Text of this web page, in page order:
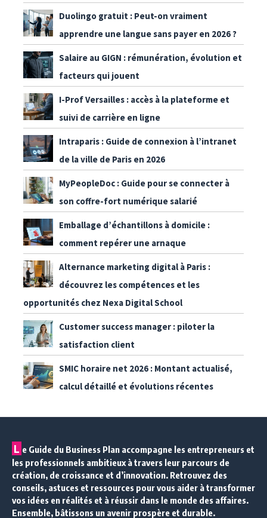
Duolingo gratuit : Peut-on vraiment
apprendre une langue sans payer en 2026 ?
Salaire au GIGN : rémunération, évolution et
facteurs qui jouent
I-Prof Versailles : accès à la plateforme et
suivi de carrière en ligne
Intraparis : Guide de connexion à l’intranet
de la ville de Paris en 2026
MyPeopleDoc : Guide pour se connecter à
son coffre-fort numérique salarié
Emballage d’échantillons à domicile :
comment repérer une arnaque
Alternance marketing digital à Paris :
découvrez les compétences et les
opportunités chez Nexa Digital School
Customer success manager : piloter la
satisfaction client
SMIC horaire net 2026 : Montant actualisé,
calcul détaillé et évolutions récentes
L e Guide du Business Plan accompagne les entrepreneurs et
les professionnels ambitieux à travers leur parcours de
création, de croissance et d’innovation. Retrouvez des
conseils, astuces et ressources pour vous aider à transformer
vos idées en réalités et à réussir dans le monde des affaires.
Ensemble, bâtissons un avenir prospère et durable.